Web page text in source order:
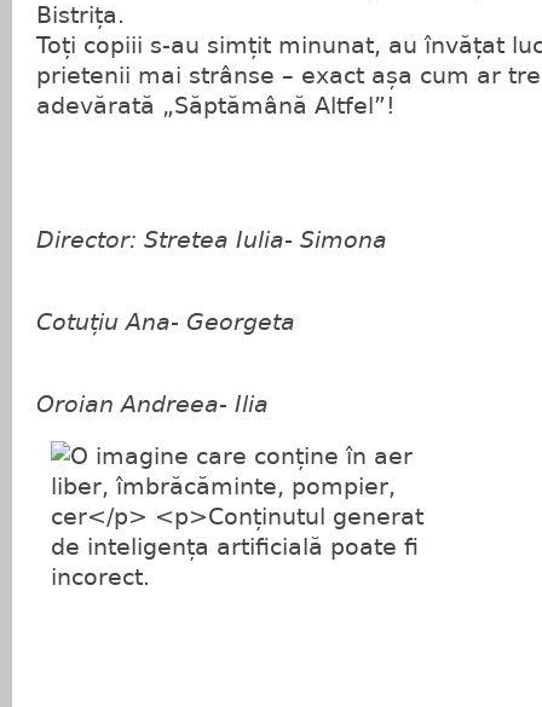
Bistrița.
Toți copiii s-au simțit minunat, au învățat
prietenii mai strânse – exact așa cum ar
adevărată „Săptămână Altfel”!
Director: Stretea Iulia- Simona
Cotuțiu Ana- Georgeta
Oroian Andreea- Ilia